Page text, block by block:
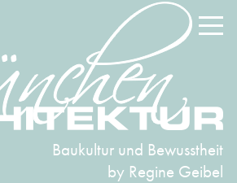
Baukultur und Bewusstheit
by Regine Geibel